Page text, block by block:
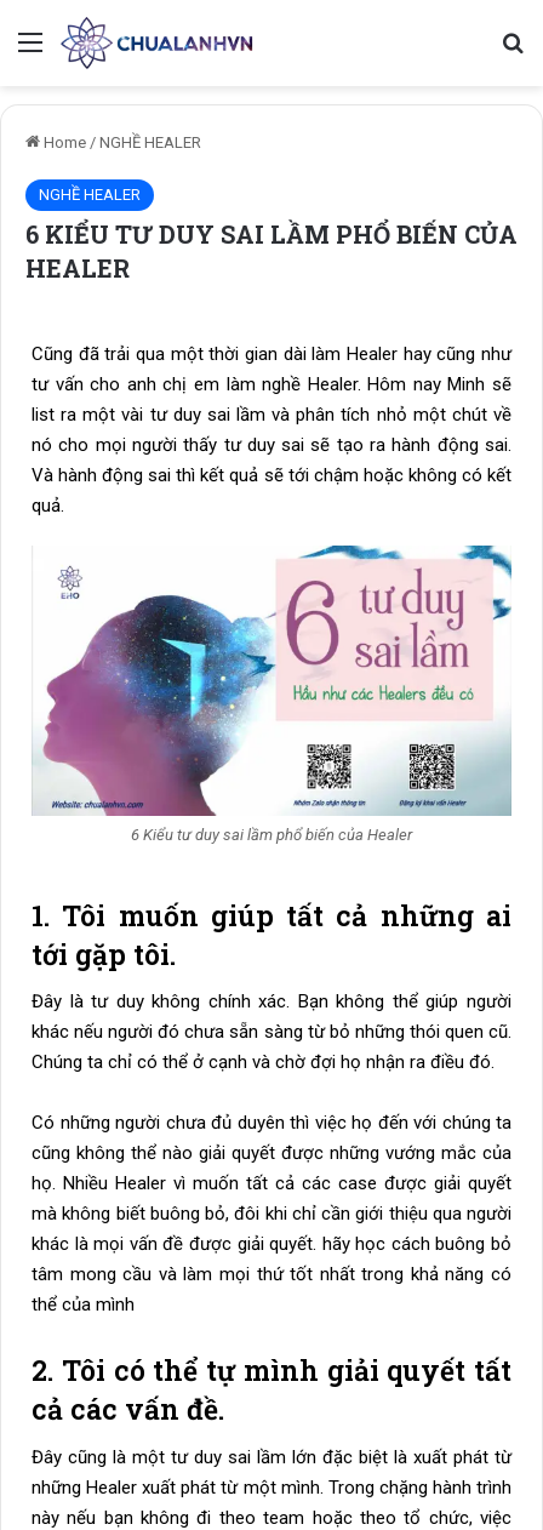
Home / NGHỀ HEALER
NGHỀ HEALER
6 KIỂU TƯ DUY SAI LẦM PHỔ BIẾN CỦA
HEALER
Cũng đã trải qua một thời gian dài làm Healer hay cũng như
tư vấn cho anh chị em làm nghề Healer. Hôm nay Minh sẽ
list ra một vài tư duy sai lầm và phân tích nhỏ một chút về
nó cho mọi người thấy tư duy sai sẽ tạo ra hành động sai.
Và hành động sai thì kết quả sẽ tới chậm hoặc không có kết
quả.
6 Kiểu tư duy sai lầm phổ biến của Healer
1. Tôi muốn giúp tất cả những ai
tới gặp tôi.
Đây là tư duy không chính xác. Bạn không thể giúp người
khác nếu người đó chưa sẵn sàng từ bỏ những thói quen cũ.
Chúng ta chỉ có thể ở cạnh và chờ đợi họ nhận ra điều đó.
Có những người chưa đủ duyên thì việc họ đến với chúng ta
cũng không thể nào giải quyết được những vướng mắc của
họ. Nhiều Healer vì muốn tất cả các case được giải quyết
mà không biết buông bỏ, đôi khi chỉ cần giới thiệu qua người
khác là mọi vấn đề được giải quyết. hãy học cách buông bỏ
tâm mong cầu và làm mọi thứ tốt nhất trong khả năng có
thể của mình
2. Tôi có thể tự mình giải quyết tất
cả các vấn đề.
Đây cũng là một tư duy sai lầm lớn đặc biệt là xuất phát từ
những Healer xuất phát từ một mình. Trong chặng hành trình
này nếu bạn không đi theo team hoặc theo tổ chức, việc